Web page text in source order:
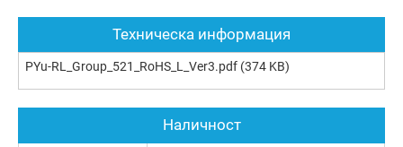
Техническа информация
PYu-RL_Group_521_RoHS_L_Ver3.pdf (374 KB)
Наличност